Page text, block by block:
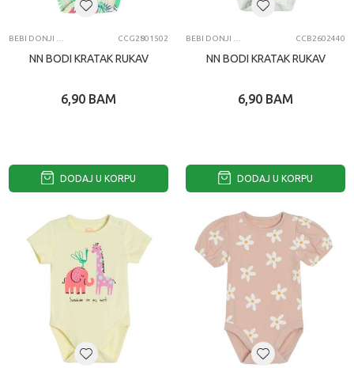
CCG2801502
NN BODI KRATAK RUKAV
6,90 BAM
DODAJ U KORPU
CCB2602440
NN BODI KRATAK RUKAV
6,90 BAM
DODAJ U KORPU